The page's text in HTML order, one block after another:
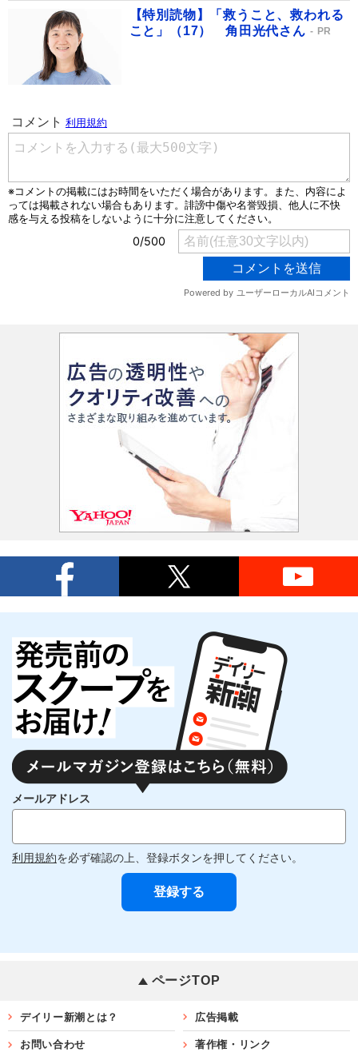
【特別読物】「救うこと、救われる
こと」（17） 角田光代さん
PR
メールアドレス
利用規約を必ず確認の上、登録ボタンを押してください。
ページTOP
デイリー新潮とは？ 広告掲載
お問い合わせ 著作権・リンク